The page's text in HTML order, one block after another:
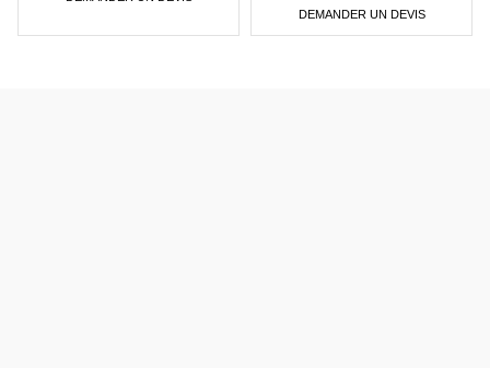
DEMANDER UN DEVIS